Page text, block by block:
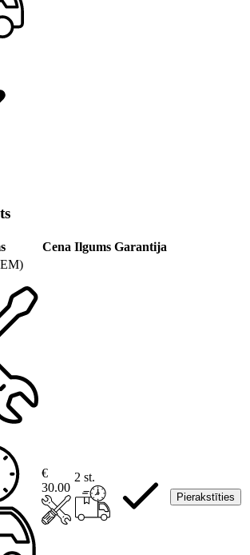
Cena Ilgums Garantija
€
30.00
2 st.
Pierakstīties